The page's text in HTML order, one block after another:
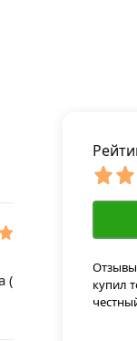
(
Отзывы
купил